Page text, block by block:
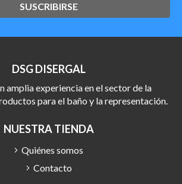
SUSCRIBIRSE
DSG DISERGAL
amplia experiencia en el sector de la
para el baño y la representación.
NUESTRA TIENDA
Quiénes somos
Contacto